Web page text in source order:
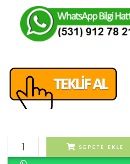
buketli
kız
SEPETE EKLE